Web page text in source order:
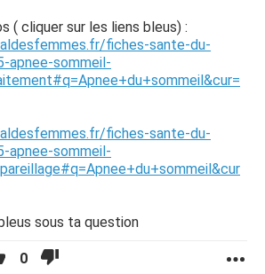
( cliquer sur les liens bleus) :
fiches-sante-du-
apnee-sommeil-
fiches-sante-du-
apnee-sommeil-
sous ta question
0